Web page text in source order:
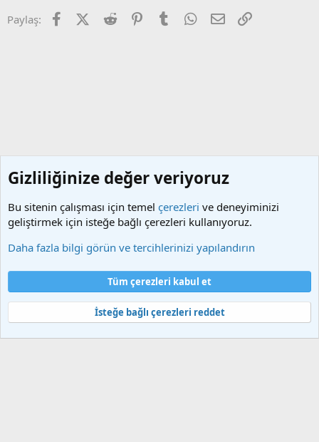
e
r
Paylaş: FacebookX (Twitter)
Reddit PinterestTumblr WhatsApp
E-posta
Şartlar ve kurallar
Gizlilik politikası
Yardım
Ana sayfa
S
S
Community platform by XenForo® © 2010-2025 XenForo Ltd.
Gizliliğinize değer veriyoruz
Bu sitenin çalışması için temel çerezleri ve deneyiminizi
geliştirmek için isteğe bağlı çerezleri kullanıyoruz.
Daha fazla bilgi görün ve tercihlerinizi yapılandırın
Tüm çerezleri kabul et
İsteğe bağlı çerezleri reddet